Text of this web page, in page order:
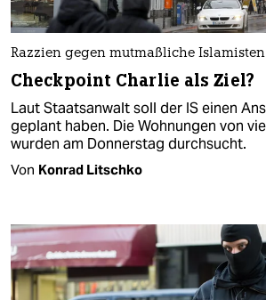
Razzien gegen mutmaßliche Islamisten
Checkpoint Charlie als Ziel?
Laut Staatsanwalt soll der IS einen
geplant haben. Die Wohnungen von
wurden am Donnerstag durchsucht.
Von Konrad Litschko